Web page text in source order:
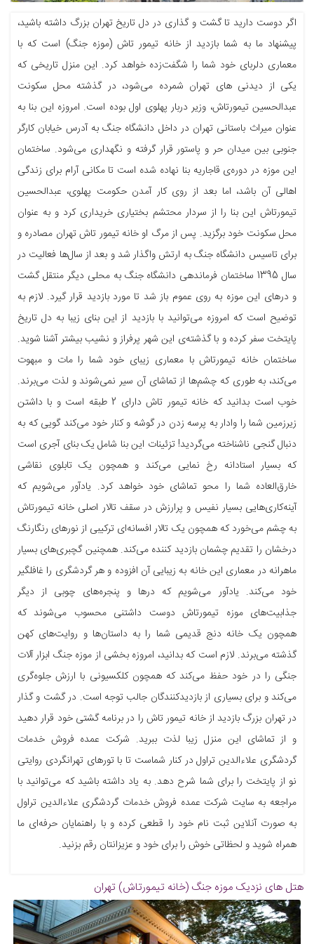
اگر دوست دارید تا گشت و گذاری در دل تاریخ تهران بزرگ داشته باشید،
پیشنهاد ما به شما بازدید از خانه تیمور تاش (موزه جنگ) است که با
معماری دلربای خود شما را شگفت‌زده خواهد کرد. این منزل تاریخی که
یکی از دیدنی های تهران شمرده می‌شود، در گذشته محل سکونت
عبدالحسین تیمورتاش، وزیر دربار پهلوی اول بوده است. امروزه این بنا به
عنوان میراث باستانی تهران در داخل دانشگاه جنگ به آدرس خیابان کارگر
جنوبی بین میدان حر و پاستور قرار گرفته و نگهداری می‌شود. ساختمان
این موزه در دوره‌ی قاجاریه بنا نهاده شده است تا مکانی آرام برای زندگی
اهالی آن باشد، اما بعد از روی کار آمدن حکومت پهلوی، عبدالحسین
تیمورتاش این بنا را از سردار محتشم بختیاری خریداری کرد و به عنوان
محل سکونت خود برگزید. پس از مرگ او خانه تیمور تاش تهران مصادره و
برای تاسیس دانشگاه جنگ به ارتش واگذار شد و بعد از سال‌ها فعالیت در
سال 1395 ساختمان فرماندهی دانشگاه جنگ به محلی دیگر منتقل گشت
و درهای این موزه به روی عموم باز شد تا مورد بازدید قرار گیرد. لازم به
توضیح است که امروزه می‌توانید با بازدید از این بنای زیبا به دل تاریخ
پایتخت سفر کرده و با گذشته‌ی این شهر پرفراز و نشیب بیشتر آشنا شوید.
ساختمان خانه تیمورتاش با معماری زیبای خود شما را مات و مبهوت
می‌کند، به طوری که چشم‌ها از تماشای آن سیر نمی‌شوند و لذت می‌برند.
خوب است بدانید که خانه تیمور تاش دارای 2 طبقه است و با داشتن
زیرزمین شما را وادار به پرسه زدن در گوشه و کنار خود می‌کند گویی که به
دنبال گنجی ناشناخته می‌گردید! تزئینات این بنا شامل یک بنای آجری است
که بسیار استادانه رخ نمایی می‌کند و همچون یک تابلوی نقاشی
خارق‌العاده شما را محو تماشای خود خواهد کرد. یادآور می‌شویم که
آینه‌کاری‌هایی بسیار نفیس و پرارزش در سقف تالار اصلی خانه تیمورتاش
به چشم می‌خورد که همچون یک تالار افسانه‌ای ترکیبی از نورهای رنگارنگ
درخشان را تقدیم چشمان بازدید کننده می‌کند. همچنین گچبری‌های بسیار
ماهرانه در معماری این خانه به زیبایی آن افزوده‌ و هر گردشگری را غافلگیر
خود می‌کند. یادآور می‌شویم که درها و پنجره‌های چوبی از دیگر
جذابیت‌های موزه تیمورتاش دوست داشتنی محسوب می‌شوند که
همچون یک خانه‌ دنج قدیمی شما را به داستان‌ها و روایت‌های کهن
گذشته می‌برند. لازم است که بدانید، امروزه بخشی از موزه جنگ ابزار آلات
جنگی را در خود حفظ می‌کند که همچون کلکسیونی با ارزش جلوه‌گری
می‌کند و برای بسیاری از بازدیدکنندگان جالب توجه است. در گشت و گذار
در تهران بزرگ بازدید از خانه تیمور تاش را در برنامه‌ گشتی خود قرار دهید
و از تماشای این منزل زیبا لذت ببرید. شرکت عمده فروش خدمات
گردشگری علاءالدین تراول در کنار شماست تا با تورهای تهرانگردی روایتی
نو از پایتخت را برای شما شرح دهد. به یاد داشته باشید که می‌توانید با
مراجعه به سایت شرکت عمده فروش خدمات گردشگری علاءالدین تراول
به صورت آنلاین ثبت نام خود را قطعی کرده و با راهنمایان حرفه‌ای ما
همراه شوید و لحظاتی خوش را برای خود و عزیزانتان رقم بزنید.
هتل های نزدیک موزه جنگ (خانه تیمورتاش) تهران